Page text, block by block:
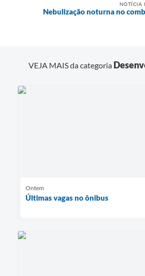
NOTÍCIA
Nebulização noturna no
VEJA MAIS da categoria
Ontem
Últimas vagas no ônibus